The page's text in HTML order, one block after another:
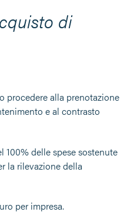
di
procedere alla prenotazione
e al contrasto
100% delle spese sostenute
la rilevazione della
per impresa.